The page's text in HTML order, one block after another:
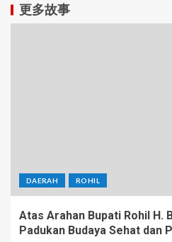
更多故事
DAERAH ROHIL
Atas Arahan Bupati Rohil H.
Padukan Budaya Sehat dan